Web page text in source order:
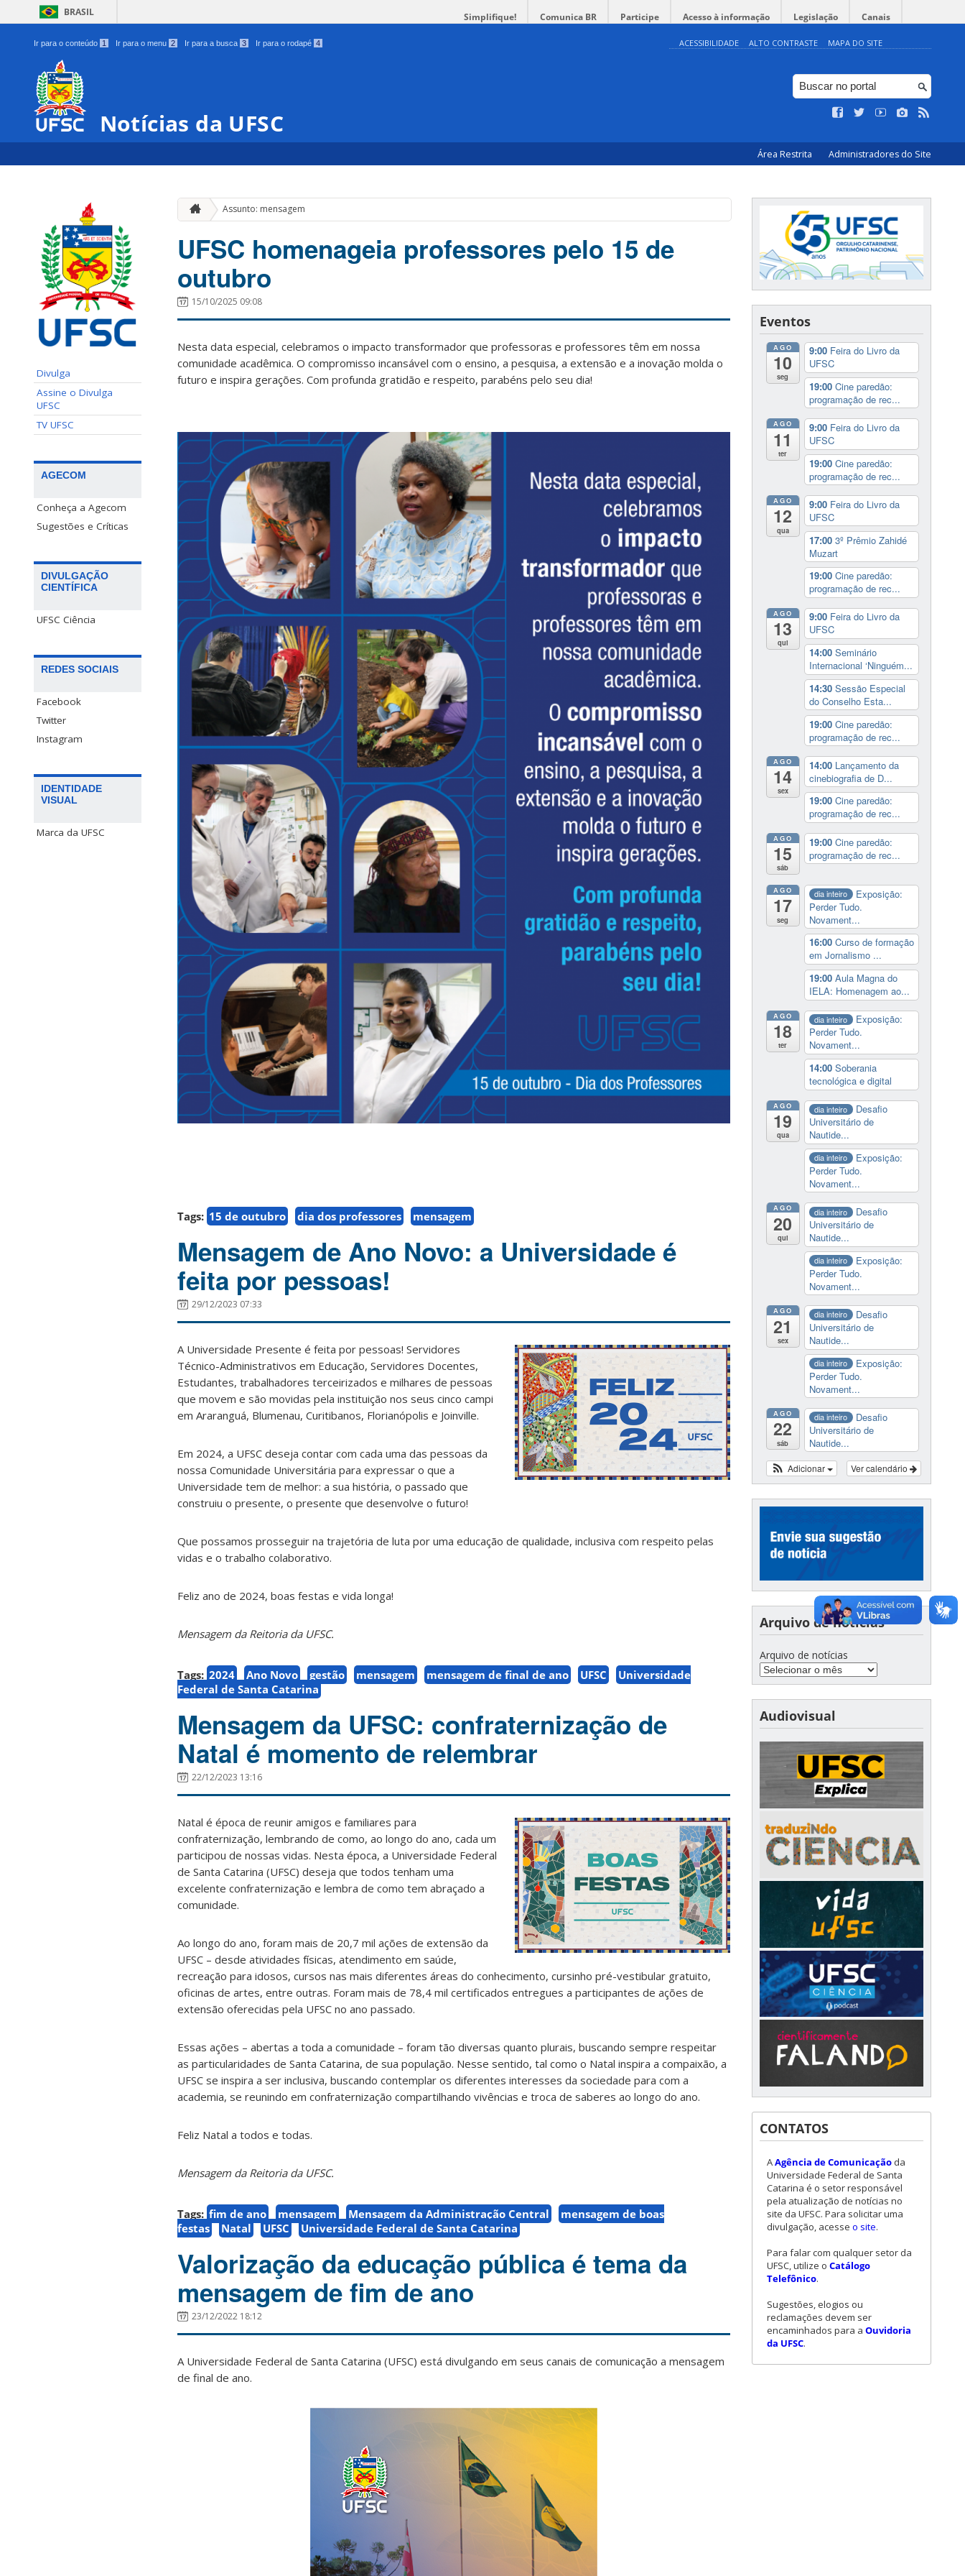
BRASIL Simplifique! Comunica BR Participe Acesso à informação Legislação Canais
Ir para o conteúdo 1 Ir para o menu 2 Ir para a busca 3 Ir para o rodapé 4 ACESSIBILIDADE ALTO CONTRASTE MAPA DO SITE
Notícias da UFSC
Área Restrita Administradores do Site
Divulga
Assine o Divulga
UFSC
TV UFSC
AGECOM
Conheça a Agecom
Sugestões e Críticas
DIVULGAÇÃO
CIENTÍFICA
UFSC Ciência
REDES SOCIAIS
Facebook
Twitter
Instagram
IDENTIDADE
VISUAL
Marca da UFSC
Assunto: mensagem
UFSC homenageia professores pelo 15 de
outubro
15/10/2025 09:08
Nesta data especial, celebramos o impacto transformador que professoras e professores têm em nossa
comunidade acadêmica. O compromisso incansável com o ensino, a pesquisa, a extensão e a inovação molda o
futuro e inspira gerações. Com profunda gratidão e respeito, parabéns pelo seu dia!
Tags: 15 de outubro dia dos professores mensagem
Mensagem de Ano Novo: a Universidade é
feita por pessoas!
29/12/2023 07:33
A Universidade Presente é feita por pessoas! Servidores
Técnico-Administrativos em Educação, Servidores Docentes,
Estudantes, trabalhadores terceirizados e milhares de pessoas
que movem e são movidas pela instituição nos seus cinco campi
em Araranguá, Blumenau, Curitibanos, Florianópolis e Joinville.
Em 2024, a UFSC deseja contar com cada uma das pessoas da
nossa Comunidade Universitária para expressar o que a
Universidade tem de melhor: a sua história, o passado que
construiu o presente, o presente que desenvolve o futuro!
Que possamos prosseguir na trajetória de luta por uma educação de qualidade, inclusiva com respeito pelas
vidas e o trabalho colaborativo.
Feliz ano de 2024, boas festas e vida longa!
Mensagem da Reitoria da UFSC.
Tags: 2024 Ano Novo gestão mensagem mensagem de final de ano UFSC
Universidade
Federal de Santa Catarina
Mensagem da UFSC: confraternização de
Natal é momento de relembrar
22/12/2023 13:16
Natal é época de reunir amigos e familiares para
confraternização, lembrando de como, ao longo do ano, cada um
participou de nossas vidas. Nesta época, a Universidade Federal
de Santa Catarina (UFSC) deseja que todos tenham uma
excelente confraternização e lembra de como tem abraçado a
comunidade.
Ao longo do ano, foram mais de 20,7 mil ações de extensão da
UFSC – desde atividades físicas, atendimento em saúde,
recreação para idosos, cursos nas mais diferentes áreas do conhecimento, cursinho pré-vestibular gratuito,
oficinas de artes, entre outras. Foram mais de 78,4 mil certificados entregues a participantes de ações de
extensão oferecidas pela UFSC no ano passado.
Essas ações – abertas a toda a comunidade – foram tão diversas quanto plurais, buscando sempre respeitar
as particularidades de Santa Catarina, de sua população. Nesse sentido, tal como o Natal inspira a compaixão, a
UFSC se inspira a ser inclusiva, buscando contemplar os diferentes interesses da sociedade para com a
academia, se reunindo em confraternização compartilhando vivências e troca de saberes ao longo do ano.
Feliz Natal a todos e todas.
Mensagem da Reitoria da UFSC.
Tags: fim de ano mensagem Mensagem da Administração Central
mensagem de boas
festas
Natal UFSC Universidade Federal de Santa Catarina
Valorização da educação pública é tema da
mensagem de fim de ano
23/12/2022 18:12
A Universidade Federal de Santa Catarina (UFSC) está divulgando em seus canais de comunicação a mensagem
de final de ano.
Eventos
AGO
10
seg
9:00 Feira do Livro da
UFSC
19:00 Cine paredão:
programação de rec...
AGO
11
ter
9:00 Feira do Livro da
UFSC
19:00 Cine paredão:
programação de rec...
AGO
12
qua
9:00 Feira do Livro da
UFSC
17:00 3º Prêmio Zahidé
Muzart
19:00 Cine paredão:
programação de rec...
AGO
13
qui
9:00 Feira do Livro da
UFSC
14:00 Seminário
Internacional ‘Ninguém...
14:30 Sessão Especial
do Conselho Esta...
19:00 Cine paredão:
programação de rec...
AGO
14
sex
14:00 Lançamento da
cinebiografia de D...
19:00 Cine paredão:
programação de rec...
AGO
15
sáb
19:00 Cine paredão:
programação de rec...
AGO
17
seg
dia inteiro
Exposição:
Perder Tudo.
Novament...
16:00 Curso de formação
em Jornalismo ...
19:00 Aula Magna do
IELA: Homenagem ao...
AGO
18
ter
dia inteiro
Exposição:
Perder Tudo.
Novament...
14:00 Soberania
tecnológica e digital
AGO
19
qua
dia inteiro
Desafio
Universitário de
Nautide...
dia inteiro
Exposição:
Perder Tudo.
Novament...
AGO
20
qui
dia inteiro
Desafio
Universitário de
Nautide...
dia inteiro
Exposição:
Perder Tudo.
Novament...
AGO
21
sex
dia inteiro
Desafio
Universitário de
Nautide...
dia inteiro
Exposição:
Perder Tudo.
Novament...
AGO
22
sáb
dia inteiro
Desafio
Universitário de
Nautide...
Ver calendário
Adicionar
Arquivo de notícias
Arquivo de notícias
Audiovisual
CONTATOS
AAgência de Comunicação da
Universidade Federal de Santa
Catarina é o setor responsável
pela atualização de notícias no
site da UFSC. Para solicitar uma
divulgação, acesse o site.
Para falar com qualquer setor da
UFSC, utilize o Catálogo
Telefônico.
Sugestões, elogios ou
reclamações devem ser
encaminhados para a Ouvidoria
da UFSC.